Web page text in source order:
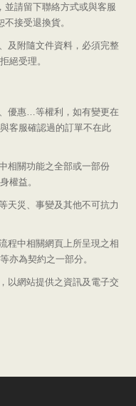
並請留下聯絡方式或與客服
不接受退換貨。
及附隨文件資料，必須完整
絕受理。
優惠…等權利，如有變更在
客服確認過的訂單不在此
相關功能之全部或一部份
權益。
天災、事變及其他不可抗力
程中相關網頁上所呈現之相
亦為契約之一部分。
以網站提供之資訊及電子交
們